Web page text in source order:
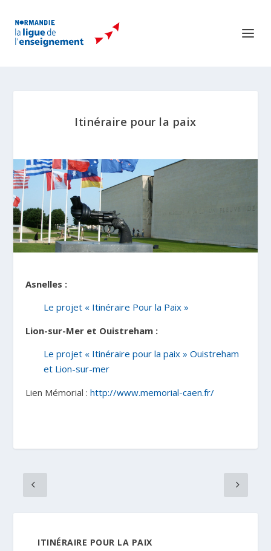
Itinéraire pour la paix
Asnelles :
Le projet « Itinéraire Pour la Paix »
Lion-sur-Mer et Ouistreham :
Le projet « Itinéraire pour la paix » Ouistreham
et Lion-sur-mer
Lien Mémorial :http://www.memorial-caen.fr/
ITINÉRAIRE POUR LA PAIX